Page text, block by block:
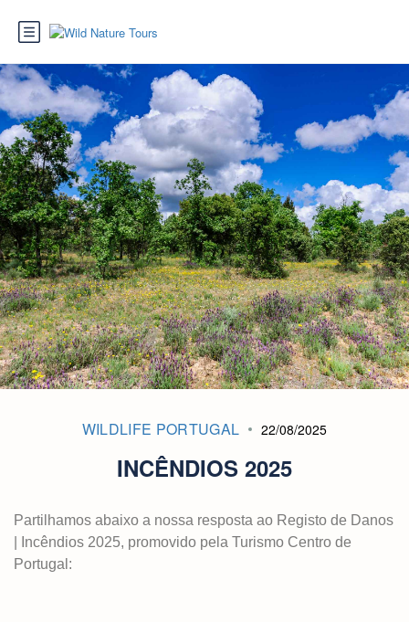
WILDLIFE PORTUGAL 22/08/2025
INCÊNDIOS 2025
Partilhamos abaixo a nossa resposta ao Registo de Danos
| Incêndios 2025, promovido pela Turismo Centro de
Portugal: